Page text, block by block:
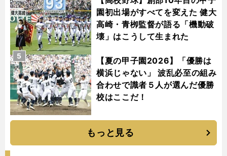
園初出場がすべてを変えた 健大
高崎・青栁監督が語る「機動破
壊」はこうして生まれた
【夏の甲子園2026】「優勝は
横浜じゃない」 波乱必至の組み
合わせで識者５人が選んだ優勝
校はここだ！
5
もっと見る